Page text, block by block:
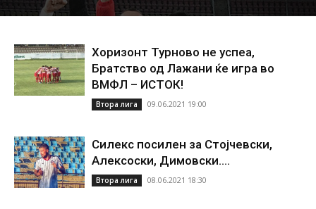
Хоризонт Турново не успеа,
Братство од Лажани ќе игра во
ВМФЛ – ИСТОК!
Втора лига 09.06.2021 19:00
Силекс посилен за Стојчевски,
Алексоски, Димовски….
Втора лига 08.06.2021 18:30